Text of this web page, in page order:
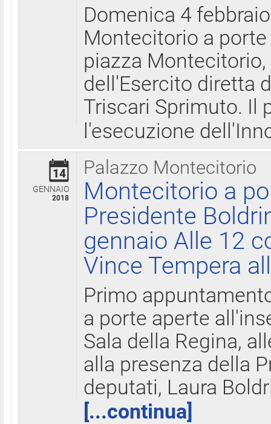
Domenica 4
Montecitorio a
piazza
dell'Esercito diretta
Triscari Sprimuto. Il
l'esecuzione
Palazzo Montecitorio
14
GENNAIO
2018
Montecitorio a
Presidente
gennaio Alle 12
Vince Tempera
Primo
a porte aperte
Sala della Regina,
alla presenza della
deputati, Laura
[...continua]